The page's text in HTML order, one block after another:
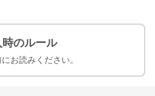
時のルール
お読みください。